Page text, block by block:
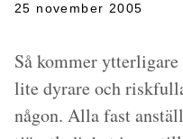
25 november 2005
Så kommer
lite dyrare och
någon. Alla fast